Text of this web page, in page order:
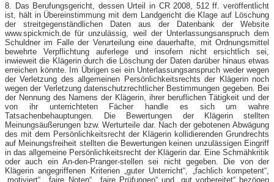
8. Das Berufungsgericht, dessen Urteil in CR 2008, 512 ff. veröffentlicht
ist, hält in Übereinstimmung mit dem Landgericht die Klage auf Löschung
der streitgegenständlichen Daten aus der Datenbank der Website
www.spickmich.de für unzulässig, weil der Unterlassungsanspruch dem
Schuldner im Falle der Verurteilung eine dauerhafte, mit Ordnungsmittel
bewehrte Verpflichtung auferlege und insofern nicht ersichtlich sei,
inwieweit die Klägerin durch die Löschung der Daten darüber hinaus etwas
erreichen könnte. Im Übrigen sei ein Unterlassungsanspruch weder wegen
der Verletzung des allgemeinen Persönlichkeitsrechts der Klägerin noch
wegen der Verletzung datenschutzrechtlicher Bestimmungen gegeben. Bei
der Nennung des Namens der Klägerin, ihrer beruflichen Tätigkeit und der
von ihr unterrichteten Fächer handle es sich um wahre
Tatsachenbehauptungen. Die Bewertungen der Klägerin stellten
Meinungsäußerungen bzw. Werturteile dar. Nach der gebotenen Abwägung
des mit dem Persönlichkeitsrecht der Klägerin kollidierenden Grundrechts
auf Meinungsfreiheit stellten die Bewertungen keinen unzulässigen Eingriff
in das allgemeine Persönlichkeitsrecht der Klägerin dar. Eine Schmähkritik
oder auch ein An-​den-​Pranger-​stellen sei nicht gegeben. Die von der
Klägerin angegriffenen Kriterien „guter Unterricht“, „fachlich kompetent“,
„motiviert“, „faire Noten“, „faire Prüfungen“ und „gut vorbereitet“ bezögen